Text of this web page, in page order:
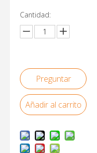
Cantidad:
Preguntar
Añadir al carrito